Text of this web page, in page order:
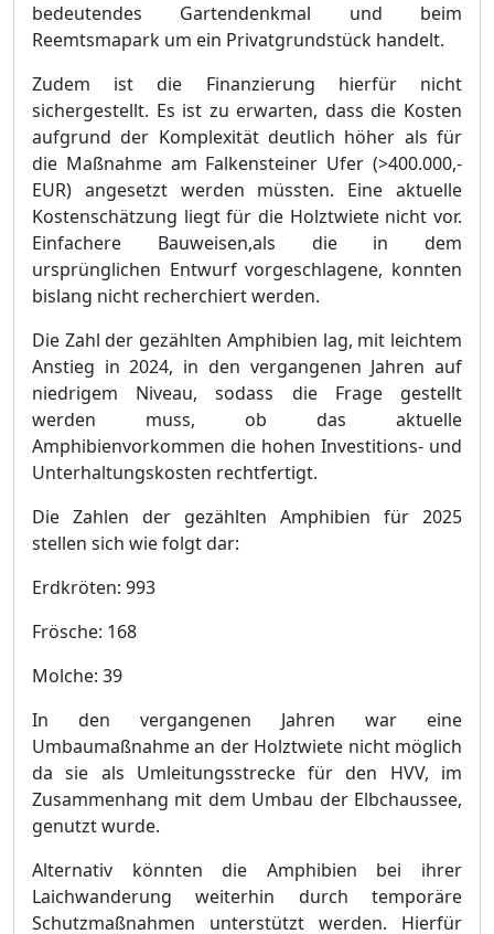
bedeutendes Gartendenkmal und beim
Reemtsmapark um ein Privatgrundstück handelt.
Zudem ist die Finanzierung hierfür nicht
sichergestellt. Es ist zu erwarten, dass die Kosten
aufgrund der Komplexität deutlich höher als für
die Maßnahme am Falkensteiner Ufer (>400.000,-
EUR) angesetzt werden müssten. Eine aktuelle
Kostenschätzung liegt für die Holztwiete nicht vor.
Einfachere Bauweisen,als die in dem
ursprünglichen Entwurf vorgeschlagene, konnten
bislang nicht recherchiert werden.
Die Zahl der gezählten Amphibien lag, mit leichtem
Anstieg in 2024, in den vergangenen Jahren auf
niedrigem Niveau, sodass die Frage gestellt
werden muss, ob das aktuelle
Amphibienvorkommen die hohen Investitions- und
Unterhaltungskosten rechtfertigt.
Die Zahlen der gezählten Amphibien für 2025
stellen sich wie folgt dar:
Erdkröten: 993
Frösche: 168
Molche: 39
In den vergangenen Jahren war eine
Umbaumaßnahme an der Holztwiete nicht möglich
da sie als Umleitungsstrecke für den HVV, im
Zusammenhang mit dem Umbau der Elbchaussee,
genutzt wurde.
Alternativ könnten die Amphibien bei ihrer
Laichwanderung weiterhin durch temporäre
Schutzmaßnahmen unterstützt werden. Hierfür